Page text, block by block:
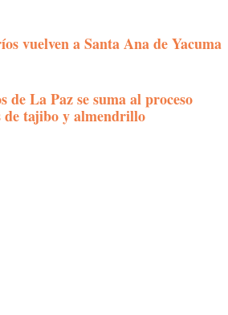
vuelven a Santa Ana de Yacuma
de La Paz se suma al proceso
tajibo y almendrillo